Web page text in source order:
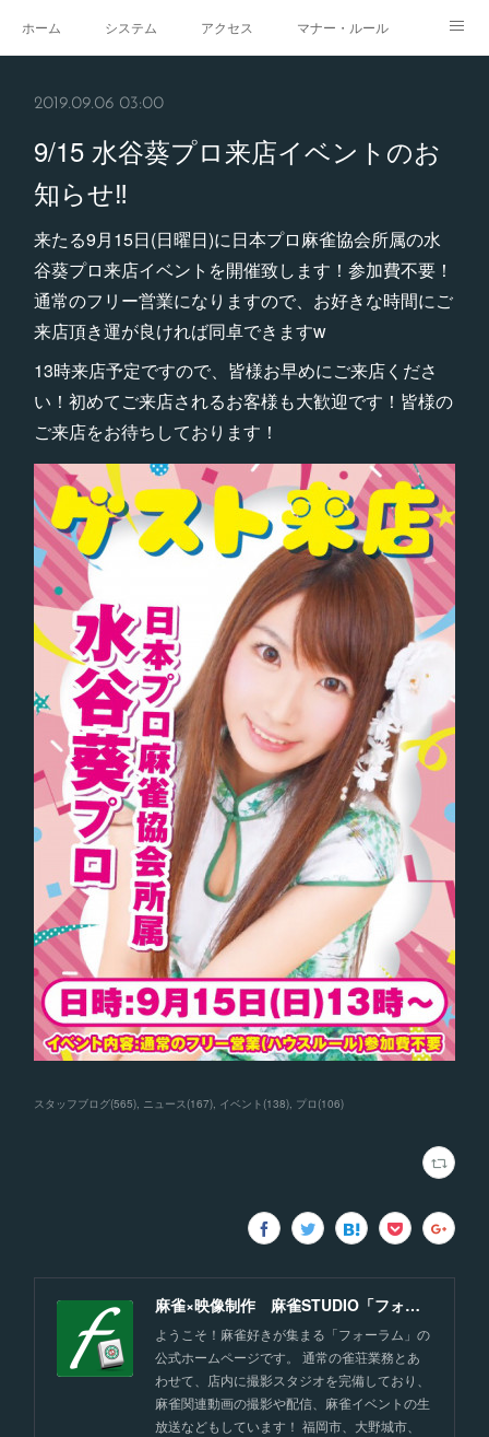
ホーム システム アクセス マナー・ルール
2019.09.06 03:00
9/15 水谷葵プロ来店イベントのお
知らせ‼️
来たる9月15日(日曜日)に日本プロ麻雀協会所属の水
谷葵プロ来店イベントを開催致します！参加費不要！
通常のフリー営業になりますので、お好きな時間にご
来店頂き運が良ければ同卓できますw
13時来店予定ですので、皆様お早めにご来店くださ
い！初めてご来店されるお客様も大歓迎です！皆様の
ご来店をお待ちしております！
スタッフブログ(565) ニュース(167) イベント (138) プロ (106)
麻雀×映像制作 麻雀STUDIO「フォーラム」福岡
ようこそ！麻雀好きが集まる「フォーラム」の
公式ホームページです。 通常の雀荘業務とあ
わせて、店内に撮影スタジオを完備しており、
麻雀関連動画の撮影や配信、麻雀イベントの生
放送などもしています！ 福岡市、大野城市、